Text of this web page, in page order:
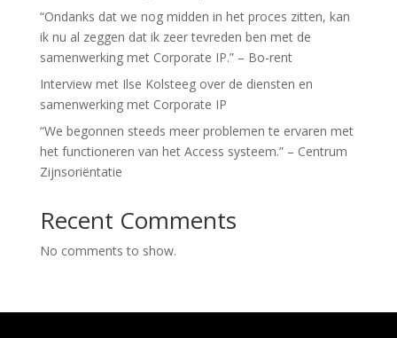
“Ondanks dat we nog midden in het proces zitten, kan
ik nu al zeggen dat ik zeer tevreden ben met de
samenwerking met Corporate IP.” – Bo-rent
Interview met Ilse Kolsteeg over de diensten en
samenwerking met Corporate IP
“We begonnen steeds meer problemen te ervaren met
het functioneren van het Access systeem.” – Centrum
Zijnsoriëntatie
Recent Comments
No comments to show.